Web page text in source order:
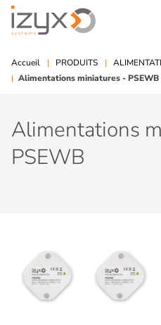
Accueil PRODUITS
Alimentations miniatures - PSEWB
Alimentations
PSEWB